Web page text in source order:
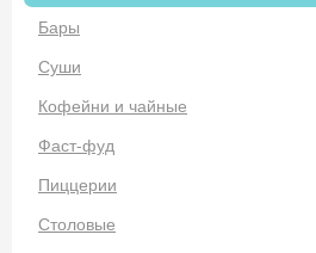
Бары
Суши
Кофейни и чайные
Фаст-фуд
Пиццерии
Столовые